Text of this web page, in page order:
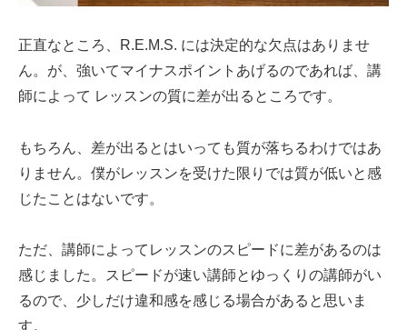
正直なところ、R.E.M.S. には決定的な欠点はありませ
ん。が、強いてマイナスポイントあげるのであれば、講
師によって レッスンの質に差が出るところです。
もちろん、差が出るとはいっても質が落ちるわけではあ
りません。僕がレッスンを受けた限りでは質が低いと感
じたことはないです。
ただ、講師によってレッスンのスピードに差があるのは
感じました。スピードが速い講師とゆっくりの講師がい
るので、少しだけ違和感を感じる場合があると思いま
す。